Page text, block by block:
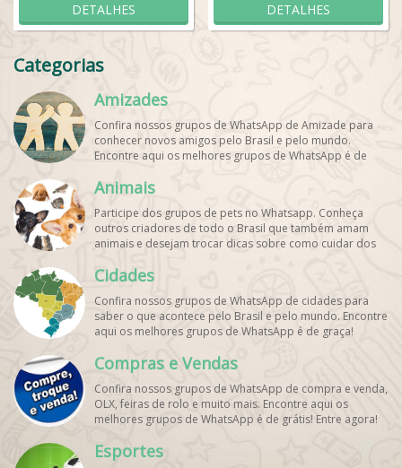
DETALHES DETALHES
Categorias
Amizades
Confira nossos grupos de WhatsApp de Amizade para
conhecer novos amigos pelo Brasil e pelo mundo.
Encontre aqui os melhores grupos de WhatsApp é de
Animais
Participe dos grupos de pets no Whatsapp. Conheça
outros criadores de todo o Brasil que também amam
animais e desejam trocar dicas sobre como cuidar dos
graça!
Cidades
Confira nossos grupos de WhatsApp de cidades para
saber o que acontece pelo Brasil e pelo mundo. Encontre
aqui os melhores grupos de WhatsApp é de graça!
Compras e Vendas
Confira nossos grupos de WhatsApp de compra e venda,
OLX, feiras de rolo e muito mais. Encontre aqui os
melhores grupos de WhatsApp é de grátis! Entre agora!
Esportes